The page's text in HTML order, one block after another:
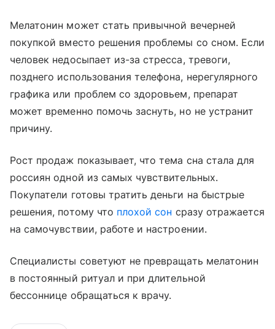
Мелатонин может стать привычной вечерней
покупкой вместо решения проблемы со сном. Если
человек недосыпает из-за стресса, тревоги,
позднего использования телефона, нерегулярного
графика или проблем со здоровьем, препарат
может временно помочь заснуть, но не устранит
причину.
Рост продаж показывает, что тема сна стала для
россиян одной из самых чувствительных.
Покупатели готовы тратить деньги на быстрые
решения, потому что плохой сон сразу отражается
на самочувствии, работе и настроении.
Специалисты советуют не превращать мелатонин
в постоянный ритуал и при длительной
бессоннице обращаться к врачу.